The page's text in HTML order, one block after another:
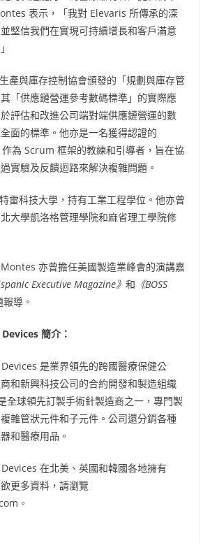
表示，「我對 Elevaris 所傳承的深
堅信我們在實現可持續增長和客戶滿意
產與庫存控制協會頒發的「規劃與庫存管
「供應鏈營運參考數碼標準」的實際應
評估和改進公司端對端供應鏈營運的數
面的標準。他亦是一名獲得認證的
為 Scrum 框架的教練和引導者，旨在協
實驗及反饋迴路來解決複雜問題。
雷科技大學，持有工業工程學位。他亦曾
大學凱洛格管理學院和麻省理工學院修
亦曾擔任美國製造業峰會的演講嘉
Executive Magazine》 和 《BOSS
導。
簡介：
是業界領先的跨國醫療保健公
和新興科技公司的合約開發和製造組織
全球領先訂製手術針製造商之一，專門製
雜管狀元件和子元件。公司還分銷各種
和醫療用品。
在北美、英國和韓國各地擁有
更多資料，請瀏覽
。